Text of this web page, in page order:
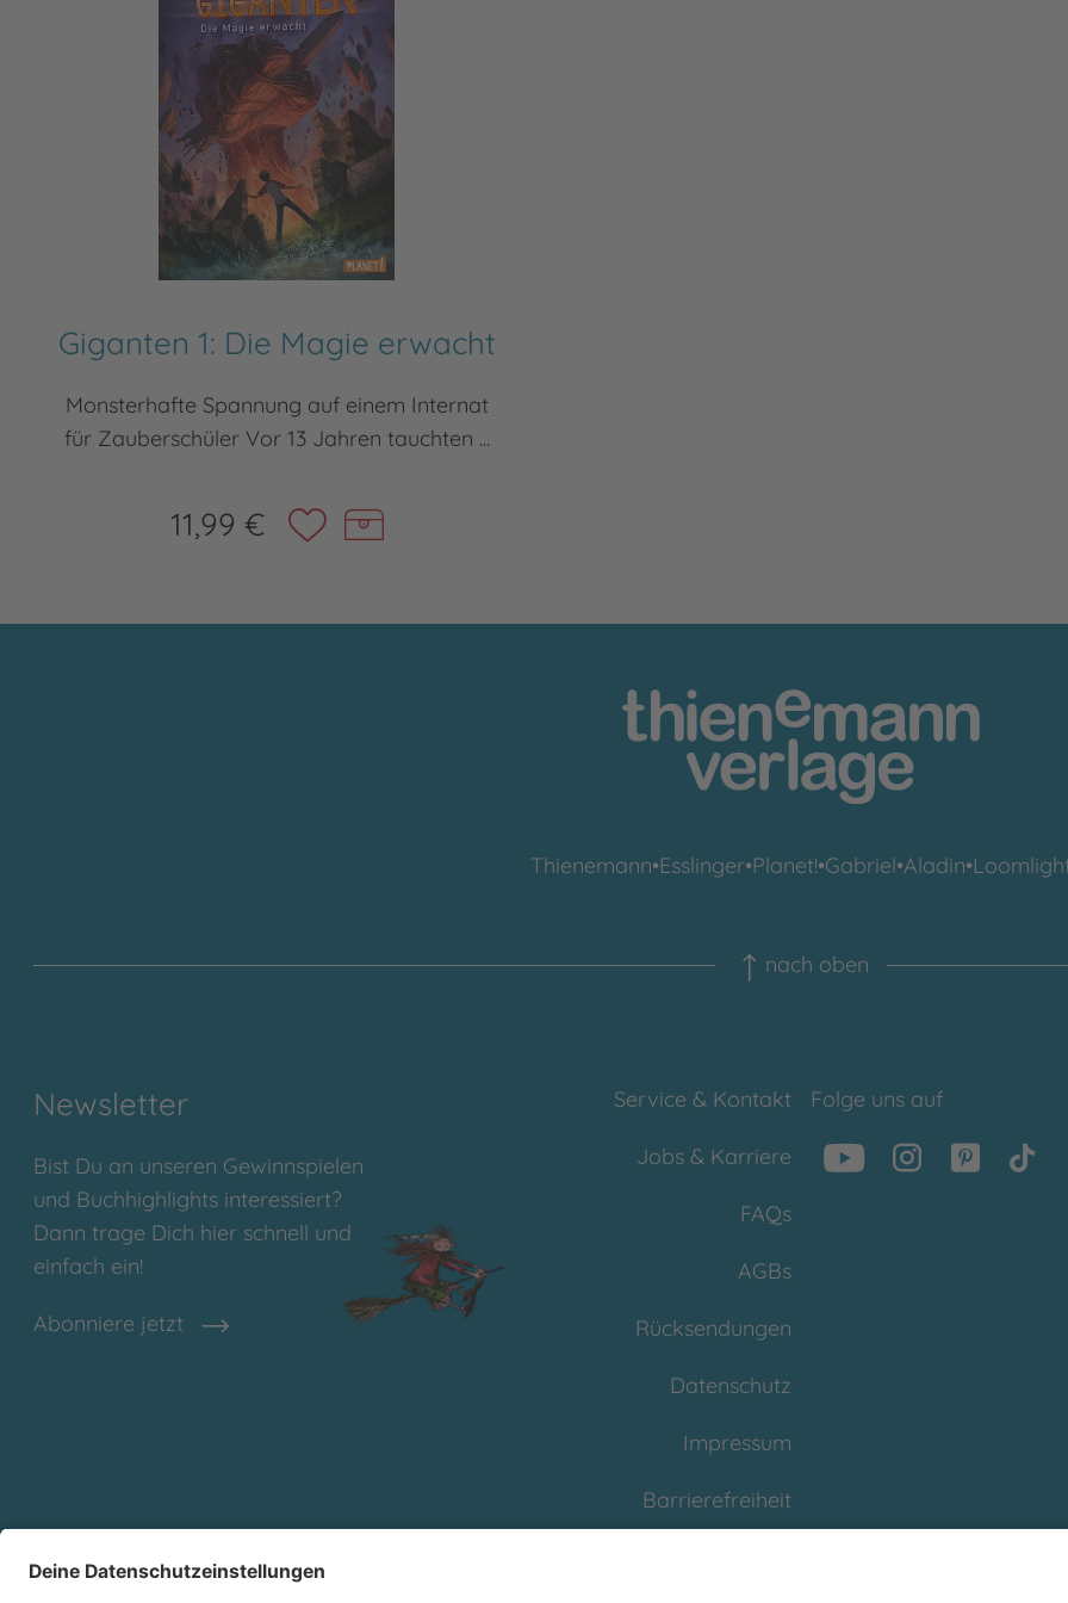
Giganten 1: Die Magie erwacht
Monsterhafte Spannung auf einem Internat
für Zauberschüler Vor 13 Jahren tauchten ...
11,99 €
Thienemann•Esslinger•Planet!•Gabriel•Aladin•
nach oben
Newsletter
Bist Du an unseren Gewinnspielen
und Buchhighlights interessiert?
Dann trage Dich hier schnell und
einfach ein!
Abonniere jetzt
Service & Kontakt
Jobs & Karriere
FAQs
AGBs
Rücksendungen
Datenschutz
Impressum
Barrierefreiheit
Folge uns auf